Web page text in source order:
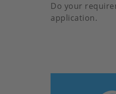
Do your
application.